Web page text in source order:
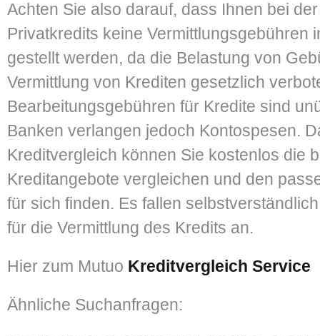
Achten Sie also darauf, dass Ihnen bei
Privatkredits keine Vermittlungsgebühren
gestellt werden, da die Belastung von
Vermittlung von Krediten gesetzlich
Bearbeitungsgebühren für Kredite sind
Banken verlangen jedoch Kontospesen.
Kreditvergleich können Sie kostenlos die
Kreditangebote vergleichen und den
für sich finden. Es fallen
für die Vermittlung des Kredits an.
Hier zum Mutuo Kreditvergleich Service
Ähnliche Suchanfragen: